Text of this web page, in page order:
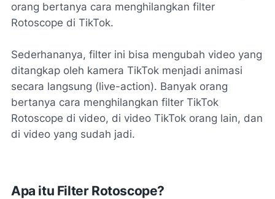
orang bertanya cara menghilangkan filter
Rotoscope di TikTok.
Sederhananya, filter ini bisa mengubah video yang
ditangkap oleh kamera TikTok menjadi animasi
secara langsung (live-action). Banyak orang
bertanya cara menghilangkan filter TikTok
Rotoscope di video, di video TikTok orang lain, dan
di video yang sudah jadi.
Apa itu Filter Rotoscope?